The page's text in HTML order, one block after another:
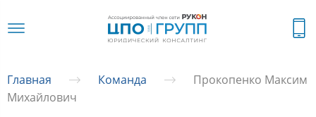
Главная Команда
Прокопенко Максим
Михайлович